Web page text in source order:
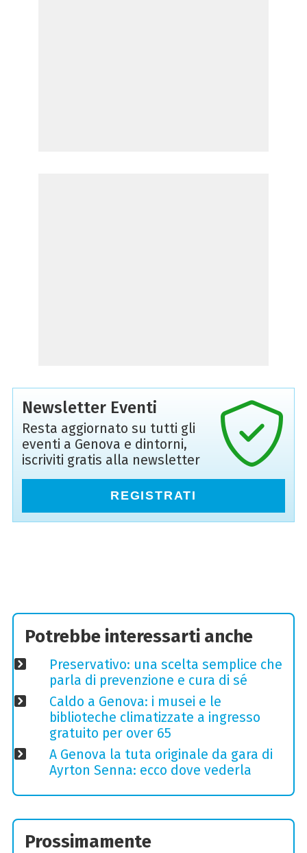
Newsletter Eventi
Resta aggiornato su tutti gli
eventi a Genova e dintorni,
iscriviti gratis alla newsletter
REGISTRATI
Potrebbe interessarti anche
Preservativo: una scelta semplice che
parla di prevenzione e cura di sé
Caldo a Genova: i musei e le
biblioteche climatizzate a ingresso
gratuito per over 65
A Genova la tuta originale da gara di
Ayrton Senna: ecco dove vederla
Prossimamente